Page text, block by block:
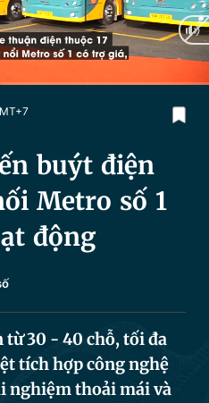
Tin 24h
Magazine
Bạn cần biết
Liên hệ quảng cáo
buýt điện
Metro số 1
động
từ 30 - 40 chỗ, tối đa
tích hợp công nghệ
nghiệm thoải mái và